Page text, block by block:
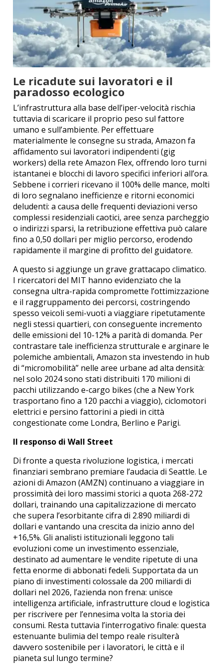
Le ricadute sui lavoratori e il
paradosso ecologico
L’infrastruttura alla base dell’iper-velocità rischia
tuttavia di scaricare il proprio peso sul fattore
umano e sull’ambiente. Per effettuare
materialmente le consegne su strada, Amazon fa
affidamento sui lavoratori indipendenti (gig
workers) della rete Amazon Flex, offrendo loro turni
istantanei e blocchi di lavoro specifici inferiori all’ora.
Sebbene i corrieri ricevano il 100% delle mance, molti
di loro segnalano inefficienze e ritorni economici
deludenti: a causa delle frequenti deviazioni verso
complessi residenziali caotici, aree senza parcheggio
o indirizzi sparsi, la retribuzione effettiva può calare
fino a 0,50 dollari per miglio percorso, erodendo
rapidamente il margine di profitto del guidatore.
A questo si aggiunge un grave grattacapo climatico.
I ricercatori del MIT hanno evidenziato che la
consegna ultra-rapida compromette l’ottimizzazione
e il raggruppamento dei percorsi, costringendo
spesso veicoli semi-vuoti a viaggiare ripetutamente
negli stessi quartieri, con conseguente incremento
delle emissioni del 10-12% a parità di domanda. Per
contrastare tale inefficienza strutturale e arginare le
polemiche ambientali, Amazon sta investendo in hub
di “micromobilità” nelle aree urbane ad alta densità:
nel solo 2024 sono stati distribuiti 170 milioni di
pacchi utilizzando e-cargo bikes (che a New York
trasportano fino a 120 pacchi a viaggio), ciclomotori
elettrici e persino fattorini a piedi in città
congestionate come Londra, Berlino e Parigi.
Il responso di Wall Street
Di fronte a questa rivoluzione logistica, i mercati
finanziari sembrano premiare l’audacia di Seattle. Le
azioni di Amazon (AMZN) continuano a viaggiare in
prossimità dei loro massimi storici a quota 268-272
dollari, trainando una capitalizzazione di mercato
che supera l’esorbitante cifra di 2.890 miliardi di
dollari e vantando una crescita da inizio anno del
+16,5%. Gli analisti istituzionali leggono tali
evoluzioni come un investimento essenziale,
destinato ad aumentare le vendite ripetute di una
fetta enorme di abbonati fedeli. Supportata da un
piano di investimenti colossale da 200 miliardi di
dollari nel 2026, l’azienda non frena: unisce
intelligenza artificiale, infrastrutture cloud e logistica
per riscrivere per l’ennesima volta la storia dei
consumi. Resta tuttavia l’interrogativo finale: questa
estenuante bulimia del tempo reale risulterà
davvero sostenibile per i lavoratori, le città e il
pianeta sul lungo termine?